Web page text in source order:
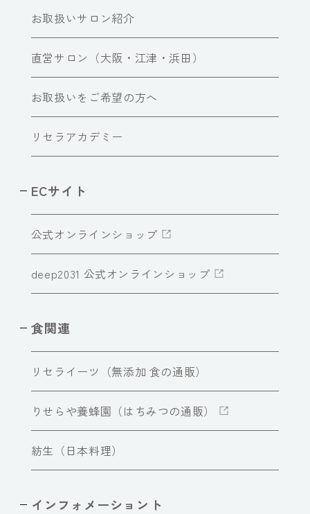
お取扱いサロン紹介
直営サロン（大阪・江津・浜田）
お取扱いをご希望の方へ
リセラアカデミー
ECサイト
公式オンラインショップ
deep2031 公式オンラインショップ
食関連
リセライーツ（無添加 食の通販）
りせらや養蜂園（はちみつの通販）
紡生（日本料理）
インフォメーショント